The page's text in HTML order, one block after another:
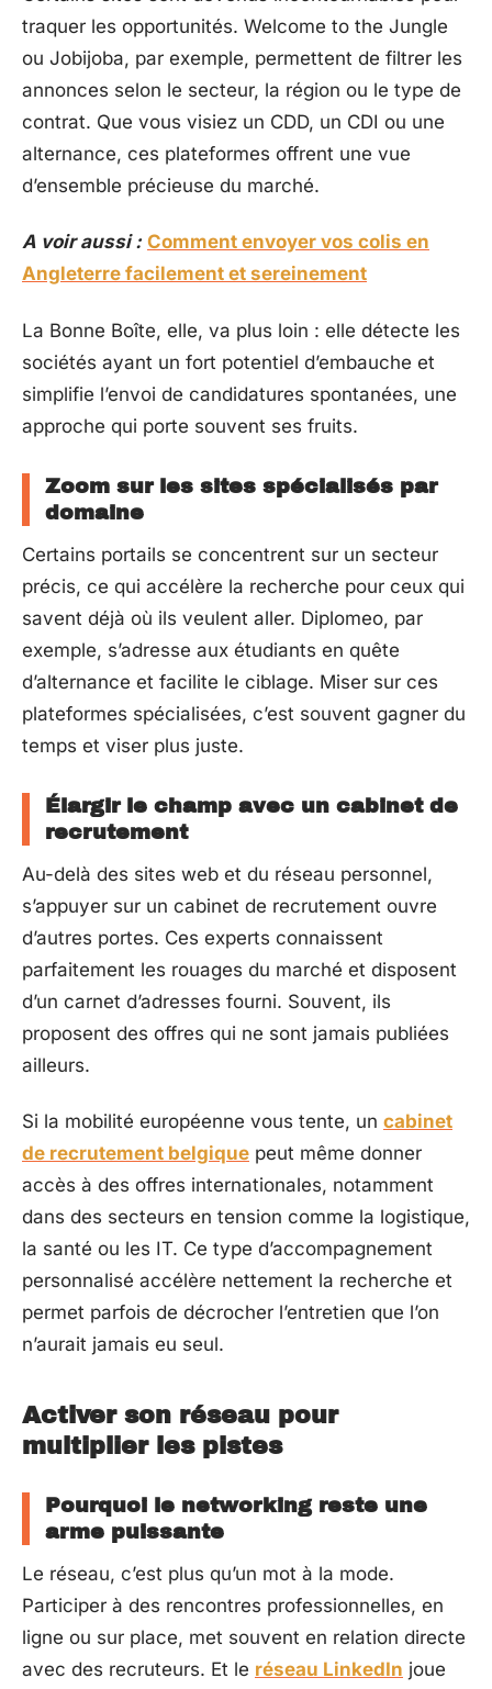
traquer les opportunités. Welcome to the Jungle
ou Jobijoba, par exemple, permettent de filtrer les
annonces selon le secteur, la région ou le type de
contrat. Que vous visiez un CDD, un CDI ou une
alternance, ces plateformes offrent une vue
d’ensemble précieuse du marché.
A voir aussi : Comment envoyer vos colis en
Angleterre facilement et sereinement
La Bonne Boîte, elle, va plus loin : elle détecte les
sociétés ayant un fort potentiel d’embauche et
simplifie l’envoi de candidatures spontanées, une
approche qui porte souvent ses fruits.
Zoom sur les sites spécialisés par
domaine
Certains portails se concentrent sur un secteur
précis, ce qui accélère la recherche pour ceux qui
savent déjà où ils veulent aller. Diplomeo, par
exemple, s’adresse aux étudiants en quête
d’alternance et facilite le ciblage. Miser sur ces
plateformes spécialisées, c’est souvent gagner du
temps et viser plus juste.
Élargir le champ avec un cabinet de
recrutement
Au-delà des sites web et du réseau personnel,
s’appuyer sur un cabinet de recrutement ouvre
d’autres portes. Ces experts connaissent
parfaitement les rouages du marché et disposent
d’un carnet d’adresses fourni. Souvent, ils
proposent des offres qui ne sont jamais publiées
ailleurs.
Si la mobilité européenne vous tente, un cabinet
de recrutement belgique peut même donner
accès à des offres internationales, notamment
dans des secteurs en tension comme la logistique,
la santé ou les IT. Ce type d’accompagnement
personnalisé accélère nettement la recherche et
permet parfois de décrocher l’entretien que l’on
n’aurait jamais eu seul.
Activer son réseau pour
multiplier les pistes
Pourquoi le networking reste une
arme puissante
Le réseau, c’est plus qu’un mot à la mode.
Participer à des rencontres professionnelles, en
ligne ou sur place, met souvent en relation directe
avec des recruteurs. Et le réseau LinkedIn joue